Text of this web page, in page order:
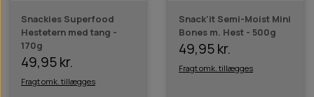
Snackies Superfood
Hestetern med tang -
170g
49,95 kr.
Fragt omk. tillægges
Snack'it Semi-Moist Mini
Bones m. Hest - 500g
49,95 kr.
Fragt omk. tillægges